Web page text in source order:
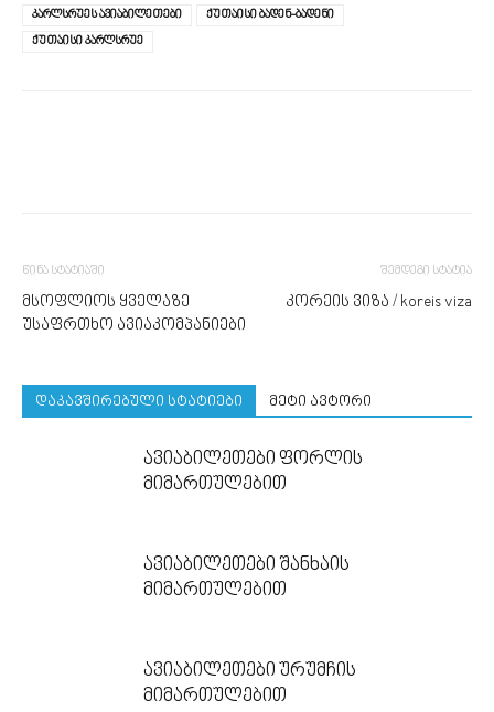
კარლსრუეს ავიაბილეთები
ქუთაისი ბადენ-ბადენი
ქუთაისი კარლსრუე
წინა სტატიაში
მსოფლიოს ყველაზე
უსაფრთხო ავიაკომპანიები
შემდეგი სტატია
კორეის ვიზა / koreis viza
დაკავშირებული სტატიები მეტი ავტორი
ავიაბილეთები ფორლის
მიმართულებით
ავიაბილეთები შანხაის
მიმართულებით
ავიაბილეთები ურუმჩის
მიმართულებით